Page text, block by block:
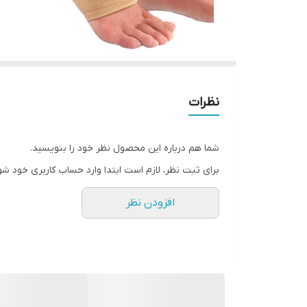
نظرات
شما هم درباره این محصول نظر خود را بنویسید.
برای ثبت نظر، لازم است ابتدا وارد حساب کاربری خود
افزودن نظر